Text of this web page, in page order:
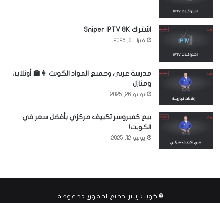
اشتراك Sniper IPTV 8K
فبراير 8, 2026
مدرسة عربي وجميع المواد الكويت 👩‍🏫 أونلاين
ومنازل
يوليو 26, 2025
بيع كمبروسر تكييف مركزي بأفضل سعر في
الكويت!
يوليو 12, 2025
© كويت ريبير . جميع الحقوق محفوظة